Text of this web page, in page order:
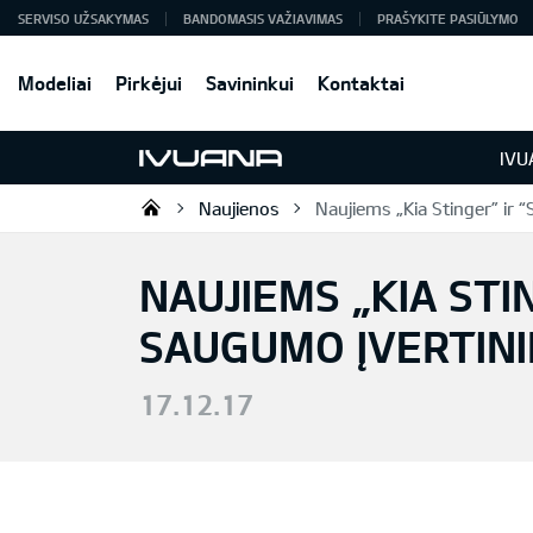
Modeliai Pirkėjui Savininkui Kontaktai
SERVISO UŽSAKYMAS BANDOMASIS VAŽIAVIMAS PRAŠYKITE PASIŪLYMO
KIA automobilių centras |
Naujienos Naujiems „Kia Stinger” ir
NAUJIEMS „KIA
SAUGUMO
17.12.17